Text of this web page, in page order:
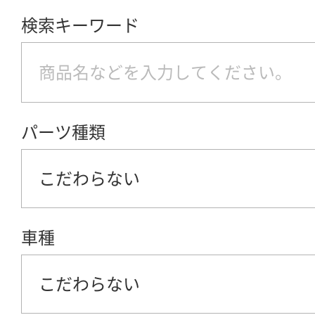
検索キーワード
パーツ種類
こだわらない
車種
こだわらない